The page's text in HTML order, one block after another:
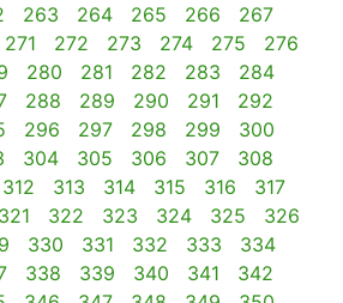
263 264 265 266
267
271 272 273 274 275
276
280 281 282 283
284
288 289 290 291
292
296 297 298 299
300
304 305 306 307
308
312 313 314 315 316
317
321 322 323 324 325
326
330 331 332 333
334
338 339 340 341
342